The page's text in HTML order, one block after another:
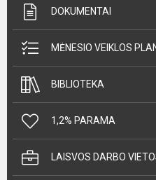
DOKUMENTAI
MĖNESIO VEIKLOS
BIBLIOTEKA
1,2% PARAMA
LAISVOS DARBO